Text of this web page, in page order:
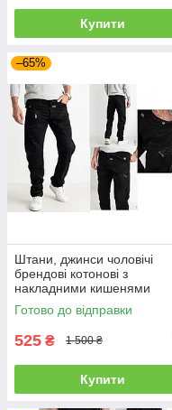
Купити
–65%
Штани, джинси чоловічі
брендові котонові з
накладними кишенями
"карго" MIGACH, Туреччина
Готово до відправки
525 ₴ 1 500 ₴
Купити